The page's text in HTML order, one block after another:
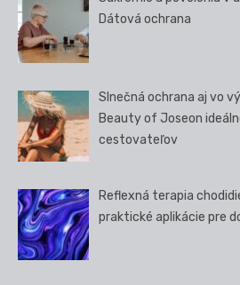
Dátová ochrana
Slnečná ochrana aj vo
Beauty of Joseon
cestovateľov
Reflexná terapia
praktické aplikácie pre